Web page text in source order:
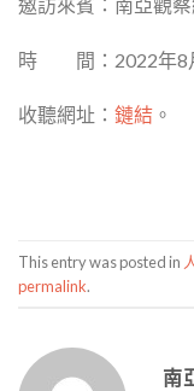
時 間：2022年8月
收聽網址： 鏈結 。
This entry was posted in
permalink.
南